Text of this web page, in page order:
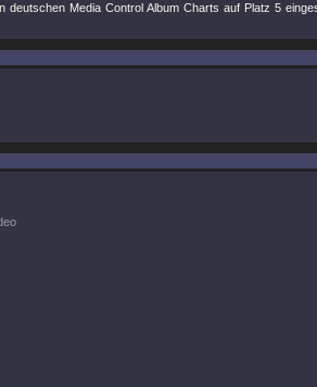
Media Control Album Charts auf Platz 5